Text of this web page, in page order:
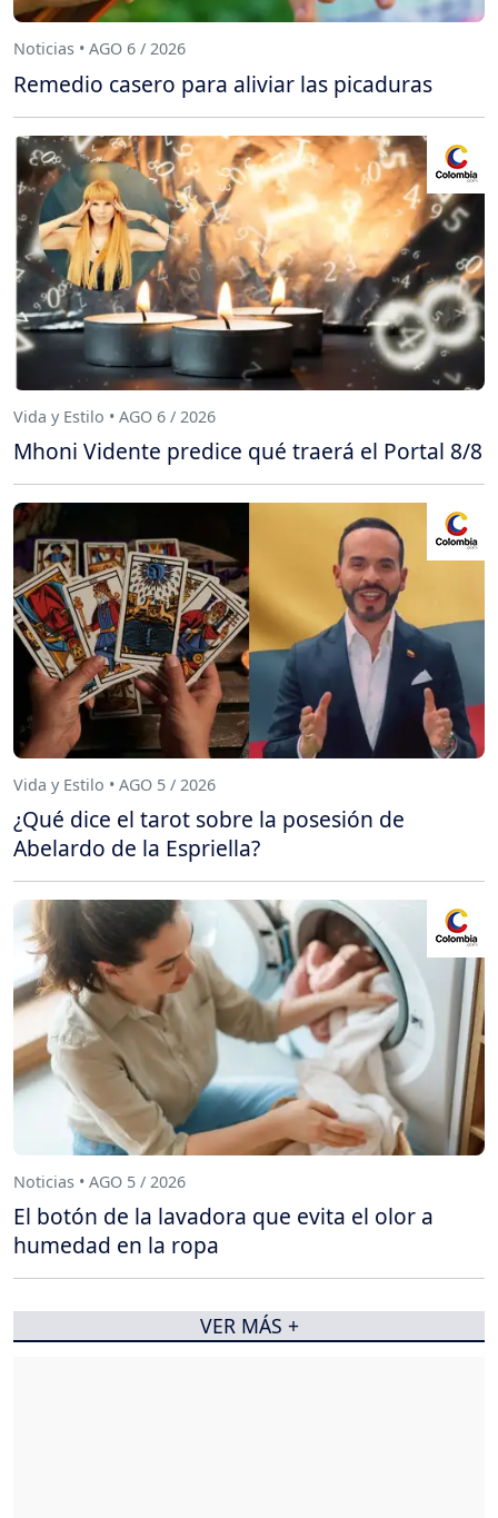
Noticias • AGO 6 / 2026
Remedio casero para aliviar las picaduras
Vida y Estilo • AGO 6 / 2026
Mhoni Vidente predice qué traerá el Portal 8/8
Vida y Estilo • AGO 5 / 2026
¿Qué dice el tarot sobre la posesión de
Abelardo de la Espriella?
Noticias • AGO 5 / 2026
El botón de la lavadora que evita el olor a
humedad en la ropa
VER MÁS +